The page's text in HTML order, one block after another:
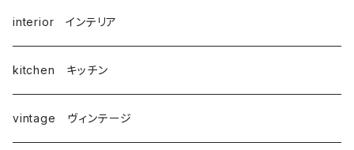
interior インテリア
kitchen キッチン
vintage ヴィンテージ